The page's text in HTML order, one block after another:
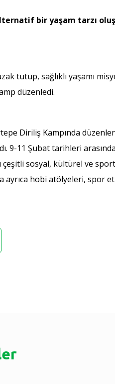
bir yaşam tarzı
tutup, sağlıklı yaşamı
düzenledi.
Diriliş Kampında
9-11 Şubat tarihleri
sosyal, kültürel ve
ayrıca hobi atölyeleri,